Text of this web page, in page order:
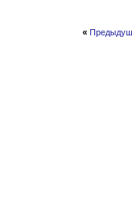
«